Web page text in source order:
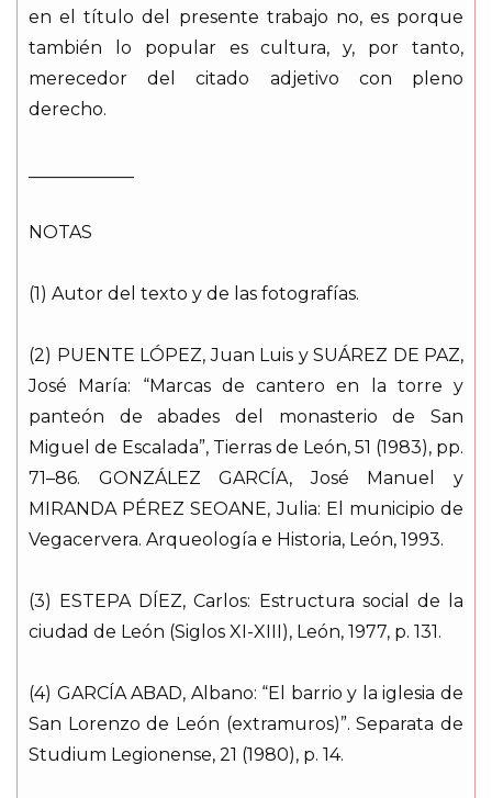
en el título del presente trabajo no, es porque
también lo popular es cultura, y, por tanto,
merecedor del citado adjetivo con pleno
derecho.
NOTAS
(1) Autor del texto y de las fotografías.
(2) PUENTE LÓPEZ, Juan Luis y SUÁREZ DE PAZ,
José María: “Marcas de cantero en la torre y
panteón de abades del monasterio de San
Miguel de Escalada”, Tierras de León, 51 (1983), pp.
71–86. GONZÁLEZ GARCÍA, José Manuel y
MIRANDA PÉREZ SEOANE, Julia: El municipio de
Vegacervera. Arqueología e Historia, León, 1993.
(3) ESTEPA DÍEZ, Carlos: Estructura social de la
ciudad de León (Siglos XI-XIII), León, 1977, p. 131.
(4) GARCÍA ABAD, Albano: “El barrio y la iglesia de
San Lorenzo de León (extramuros)”. Separata de
Studium Legionense, 21 (1980), p. 14.